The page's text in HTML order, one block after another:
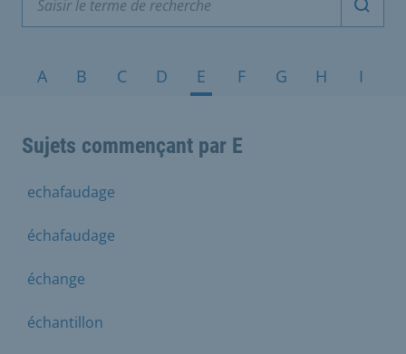
Sujets de A à Z
A B C D E F G H I
Sujets commençant par E
echafaudage
échafaudage
échange
échantillon